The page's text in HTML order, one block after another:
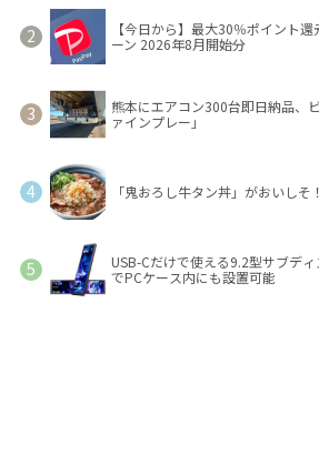
【今日から】最大30％ポイント
ーン 2026年8月開始分
熊本にエアコン300台即日納品、
ァインプレー」
「鬼おろし牛タン丼」がおいし
USB-Cだけで使える9.2型サブデ
でPCケース内にも設置可能